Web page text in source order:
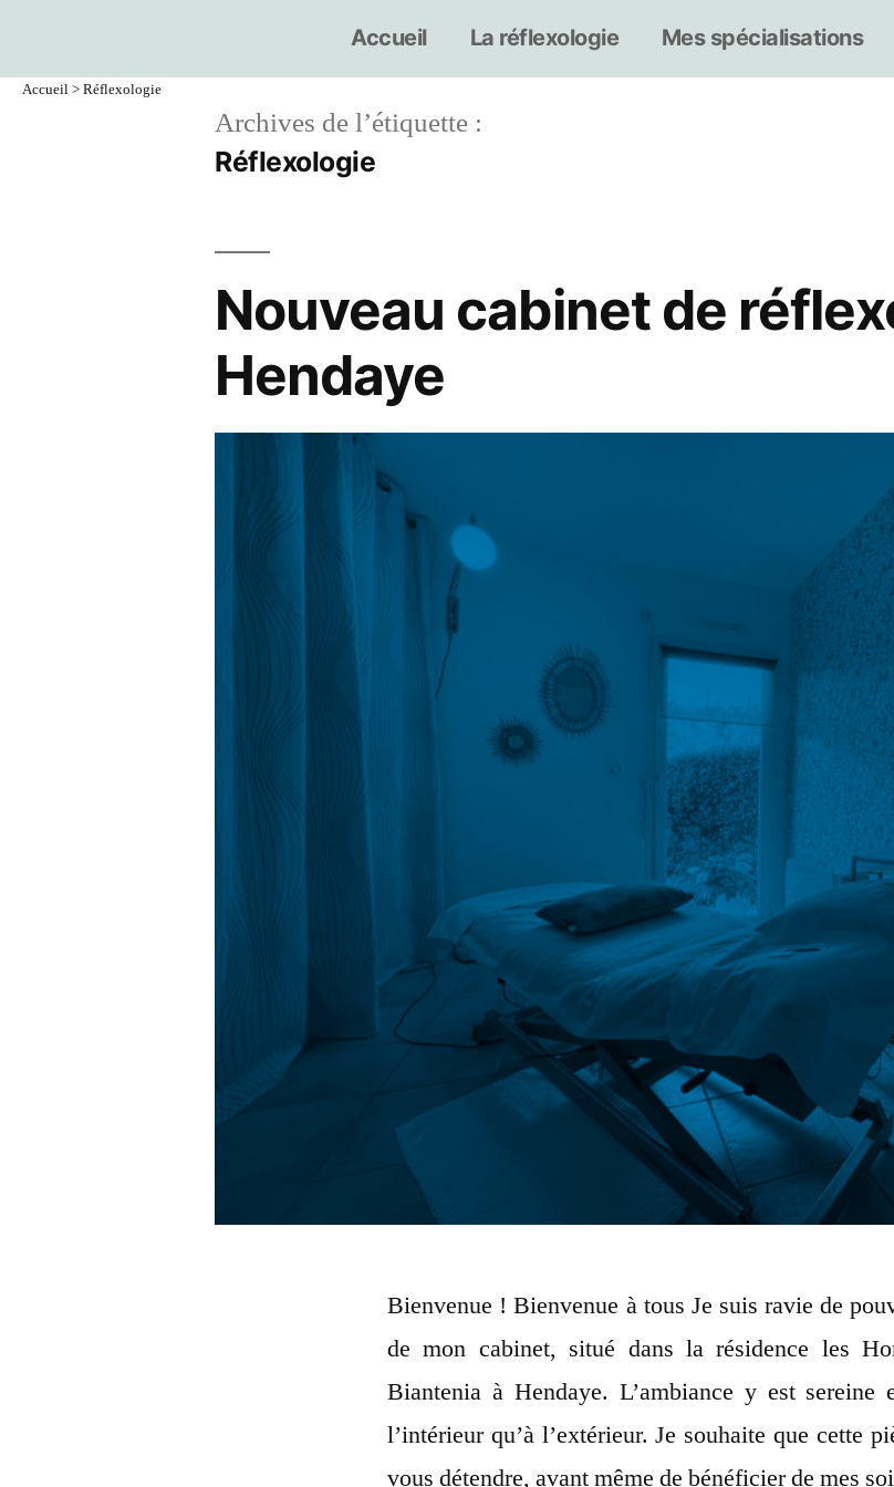
Accueil La réflexologie Mes spécialisations
Accueil>Réflexologie
Archives de l’étiquette :
Réflexologie
Nouveau cabinet de
Hendaye
Bienvenue ! Bienvenue à tous Je suis ravie de
de mon cabinet, situé dans la résidence les
Biantenia à Hendaye. L’ambiance y est sereine
l’intérieur qu’à l’extérieur. Je souhaite que cette
vous détendre, avant même de bénéficier de mes